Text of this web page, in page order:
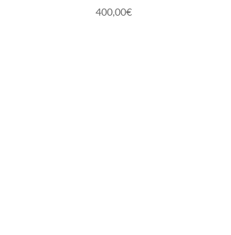
400,00€